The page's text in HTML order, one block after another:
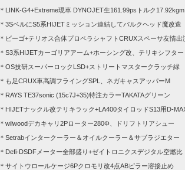
＊LINK-G4+Extreme現車 DYNOJET生161.99psトルク17.92kgm
＊3SベルにS5系HIJETミッション連結してバルクヘッド魔改造
＊ビーゴ+テリオス合体プロペラシャフトCRUXスペーサ友情出
＊S3系HIJETカーゴリアアーム+ホーシング改、テリキシフター
＊OS技研スーパーロックLSD+ストリートマスタークラッチ緑
＊も足CRUX車高調フライングSPL、ネガキャスアッパーM
＊RAYS TE37sonic (15c7J+35)特注カラーTAKATAグリーン
＊HIJETナックル改テリキラック+LA400タイロッドS13用D-
＊wilwoodデカキャリ2Pローター280Φ、ドリフトリアシュー
＊Setrabインタークーラー＆オイルクーラー＆サブラジエター
＊Defi-DSDFメーター全部盛り+ゼイトロニクスデジタル空燃比
＊サイトウロールケージ6Pクロモリ改4点ABピラー溶接止め